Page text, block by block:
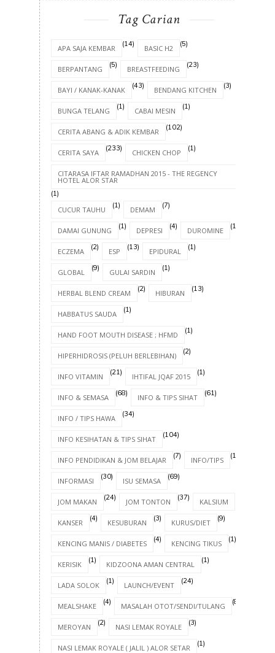
Tag Carian
APA SAJA KEMBAR (14) BASIC H2 (5)
BERPANTANG (5) BREASTFEEDING (23)
BAYI / KANAK-KANAK (43) BENDANG KITCHEN (3)
BUNGA TELANG (1) CABAI MESIN (1)
CERITA ABANG & ADIK KEMBAR (102)
CERITA SAYA (233) CHICKEN CHOP (1)
CITARASA IFTAR RAMADHAN 2015 - THE REGENCY
HOTEL ALOR STAR
(1)
CUCUR TAUHU (1) DEMAM (7)
DAMAI GUNUNG (1) DEPRESI (4) DUROMINE (1)
ECZEMA (2) ESP (13) EPIDURAL (1)
GLOBAL (9) GULAI SARDIN (1)
HERBAL BLEND CREAM (2) HIBURAN (13)
HABBATUS SAUDA (1)
HAND FOOT MOUTH DISEASE ; HFMD (1)
HIPERHIDROSIS (PELUH BERLEBIHAN) (2)
INFO VITAMIN (21) IHTIFAL JQAF 2015 (1)
INFO & SEMASA (68) INFO & TIPS SIHAT (61)
INFO / TIPS HAWA (34)
INFO KESIHATAN & TIPS SIHAT (104)
INFO PENDIDIKAN & JOM BELAJAR (7) INFO/TIPS (17)
INFORMASI (30) ISU SEMASA (69)
JOM MAKAN (24) JOM TONTON (37) KALSIUM
KANSER (4) KESUBURAN (3) KURUS/DIET (9)
KENCING MANIS / DIABETES (4) KENCING TIKUS (1)
KERISIK (1) KIDZOONA AMAN CENTRAL (1)
LADA SOLOK (1) LAUNCH/EVENT (24)
MEALSHAKE (4) MASALAH OTOT/SENDI/TULANG (8)
MEROYAN (2) NASI LEMAK ROYALE (3)
NASI LEMAK ROYALE ( JALIL ) ALOR SETAR (1)